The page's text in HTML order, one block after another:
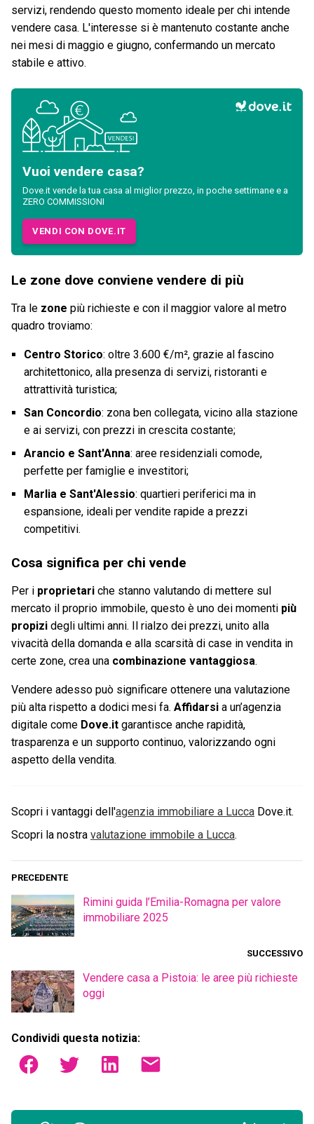
servizi, rendendo questo momento ideale per chi intende
vendere casa. L'interesse si è mantenuto costante anche
nei mesi di maggio e giugno, confermando un mercato
stabile e attivo.
Vuoi vendere casa?
Dove.it vende la tua casa al miglior prezzo, in poche settimane e a
ZERO COMMISSIONI
VENDI CON DOVE.IT
Le zone dove conviene vendere di più
Tra le zone più richieste e con il maggior valore al metro
quadro troviamo:
Centro Storico: oltre 3.600 €/m², grazie al fascino
architettonico, alla presenza di servizi, ristoranti e
attrattività turistica;
San Concordio: zona ben collegata, vicino alla stazione
e ai servizi, con prezzi in crescita costante;
Arancio e Sant'Anna: aree residenziali comode,
perfette per famiglie e investitori;
Marlia e Sant'Alessio: quartieri periferici ma in
espansione, ideali per vendite rapide a prezzi
competitivi.
Cosa significa per chi vende
Per i proprietari che stanno valutando di mettere sul
mercato il proprio immobile, questo è uno dei momenti più
propizi degli ultimi anni. Il rialzo dei prezzi, unito alla
vivacità della domanda e alla scarsità di case in vendita in
certe zone, crea una combinazione vantaggiosa.
Vendere adesso può significare ottenere una valutazione
più alta rispetto a dodici mesi fa. Affidarsi a un’agenzia
digitale come Dove.it garantisce anche rapidità,
trasparenza e un supporto continuo, valorizzando ogni
aspetto della vendita.
Scopri i vantaggi dell'agenzia immobiliare a Lucca Dove.it.
Scopri la nostra valutazione immobile a Lucca.
PRECEDENTE
Rimini guida l’Emilia-Romagna per valore
immobiliare 2025
SUCCESSIVO
Vendere casa a Pistoia: le aree più richieste
oggi
Condividi questa notizia: